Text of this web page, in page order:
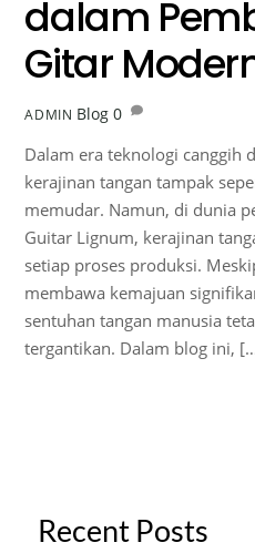
dalam
Gitar
ADMIN Blog 0
Dalam era teknologi canggih
kerajinan tangan tampak
memudar. Namun, di dunia
Guitar Lignum, kerajinan
setiap proses produksi.
membawa kemajuan
sentuhan tangan manusia
tergantikan. Dalam blog ini,
Recent Posts